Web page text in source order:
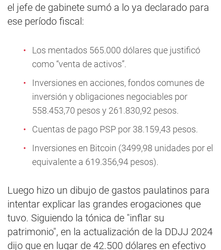
el jefe de gabinete sumó a lo ya declarado para
ese período fiscal:
Los mentados 565.000 dólares que justificó
como “venta de activos”.
Inversiones en acciones, fondos comunes de
inversión y obligaciones negociables por
558.453,70 pesos y 261.830,92 pesos.
Cuentas de pago PSP por 38.159,43 pesos.
Inversiones en Bitcoin (3499,98 unidades por el
equivalente a 619.356,94 pesos).
Luego hizo un dibujo de gastos paulatinos para
intentar explicar las grandes erogaciones que
tuvo. Siguiendo la tónica de "inflar su
patrimonio", en la actualización de la DDJJ 2024
dijo que en lugar de 42.500 dólares en efectivo